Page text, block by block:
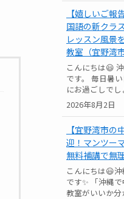
【嬉しいご報
国語の新クラ
レッスン風景
教室（宜野湾市
2026年8月2日
こんにちは😃
です。 毎日暑
にお過ごしで
【宜野湾市
迎！マンツー
無料補講で無
こんにちは😃
です✨ 「沖縄
教室がいいか